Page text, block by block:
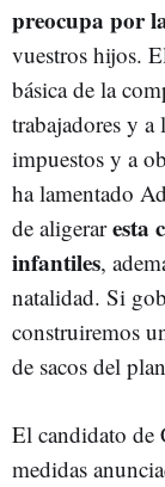
preocupa por
vuestros hijos.
básica de la
trabajadores y a
impuestos y a
ha lamentado
de aligeraresta
infantiles,
natalidad. Si
construiremos
de sacos del
El candidato de
medidas